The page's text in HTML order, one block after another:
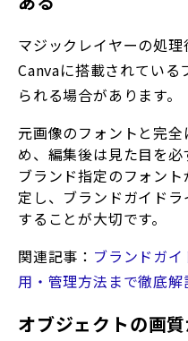
マジックレイヤーの処
Canvaに搭載されている
られる場合があります。
元画像のフォントと完
め、編集後は見た目を必
ブランド指定のフォン
定し、ブランドガイド
することが大切です。
関連記事： ブランドガ
用・管理方法まで徹底
オブジェクトの画